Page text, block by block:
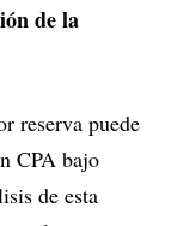
de la
reserva puede
CPA bajo
de esta